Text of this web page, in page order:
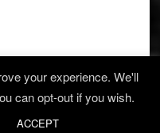
your experience. We'll
can opt-out if you wish.
ACCEPT